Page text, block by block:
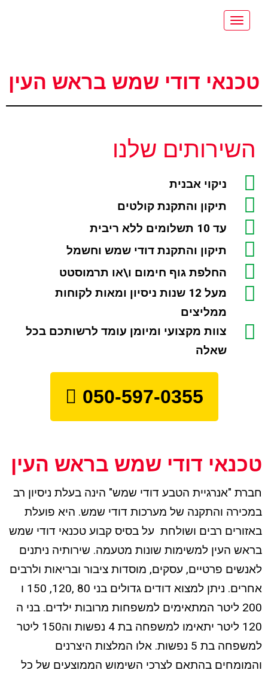
תפריט
טכנאי דודי שמש בראש העין
השירותים שלנו
ניקוי אבנית
תיקון והתקנת קולטים
עד 10 תשלומים ללא ריבית
תיקון והתקנת דודי שמש וחשמל
החלפת גוף חימום ו\או תרמוסטט
מעל 12 שנות ניסיון ומאות לקוחות
ממליצים
צוות מקצועי ומיומן עומד לרשותכם בכל
שאלה
050-597-0355
טכנאי דודי שמש בראש העין
חברת "אנרגיית הטבע דודי שמש" הינה בעלת ניסיון רב
במכירה והתקנה של מערכות דודי שמש. היא פועלת
באזורים רבים ושולחת על בסיס קבוע טכנאי דודי שמש
בראש העין למשימות שונות מטעמה. שירותיה ניתנים
לאנשים פרטיים, עסקים, מוסדות ציבור ובריאות ולרבים
אחרים. ניתן למצוא דודים גדולים בני 80 ,120, 150 ו
200 ליטר המתאימים למשפחות מרובות ילדים. בני ה
120 ליטר יתאימו למשפחה בת 4 נפשות וה150 ליטר
למשפחה בת 5 נפשות. אלו המלצות היצרנים
והמומחים בהתאם לצרכי השימוש הממוצעים של כל